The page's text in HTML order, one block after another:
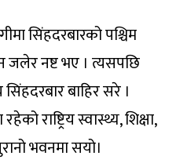
सिंहदरबारको पश्चिम
नष्ट भए । त्यसपछि
बाहिर सरे ।
राष्ट्रिय स्वास्थ्य, शिक्षा,
भवनमा सयो।